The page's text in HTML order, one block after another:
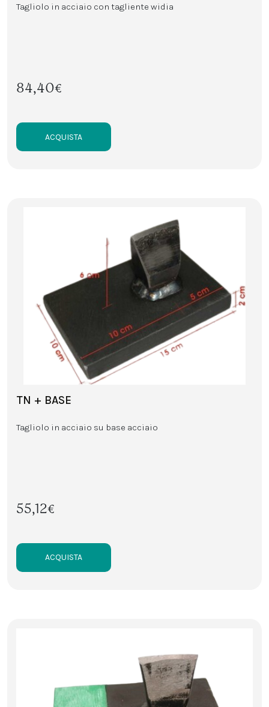
Tagliolo in acciaio con tagliente widia
84,40€
ACQUISTA
TN + BASE
Tagliolo in acciaio su base acciaio
55,12€
ACQUISTA